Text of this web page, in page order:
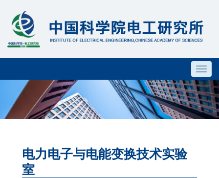
电力电子与电能变换技术实验
室